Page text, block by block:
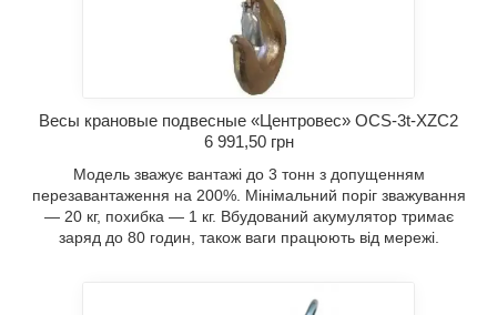
Весы крановые подвесные «Центровес» OCS-3t-XZC2
6 991,50 грн
Модель зважує вантажі до 3 тонн з допущенням
перезавантаження на 200%. Мінімальний поріг зважування
— 20 кг, похибка — 1 кг. Вбудований акумулятор тримає
заряд до 80 годин, також ваги працюють від мережі.